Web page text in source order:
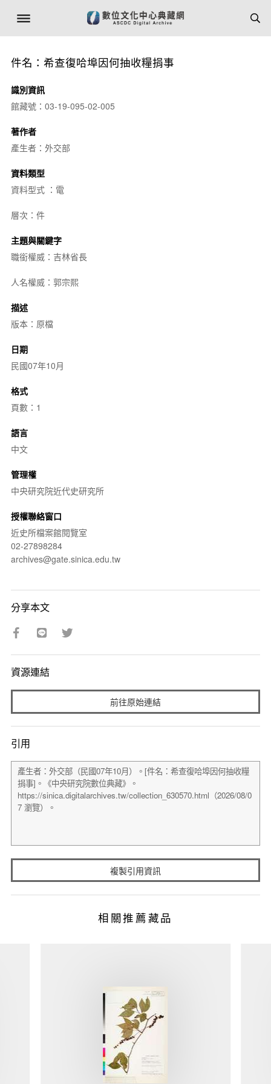
件名：希查復哈埠因何抽收糧捐事
識別資訊
館藏號：03-19-095-02-005
著作者
產生者：外交部
資料類型
資料型式 ：電
層次：件
主題與關鍵字
職銜權威：吉林省長
人名權威：郭宗熙
描述
版本：原檔
日期
民國07年10月
格式
頁數：1
語言
中文
管理權
中央研究院近代史研究所
授權聯絡窗口
近史所檔案館閱覽室
02-27898284
archives@gate.sinica.edu.tw
分享本文
資源連結
前往原始連結
引用
複製引用資訊
相關推薦藏品